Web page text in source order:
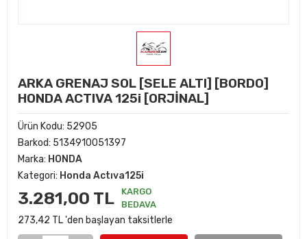
ARKA GRENAJ SOL [SELE ALTI] [BORDO]
HONDA ACTIVA 125i [ORJİNAL]
Ürün Kodu: 52905
Barkod: 5134910051397
Marka: HONDA
Kategori: Honda Actıva125i
3.281,00 TL
KARGO
BEDAVA
273,42 TL 'den başlayan taksitlerle